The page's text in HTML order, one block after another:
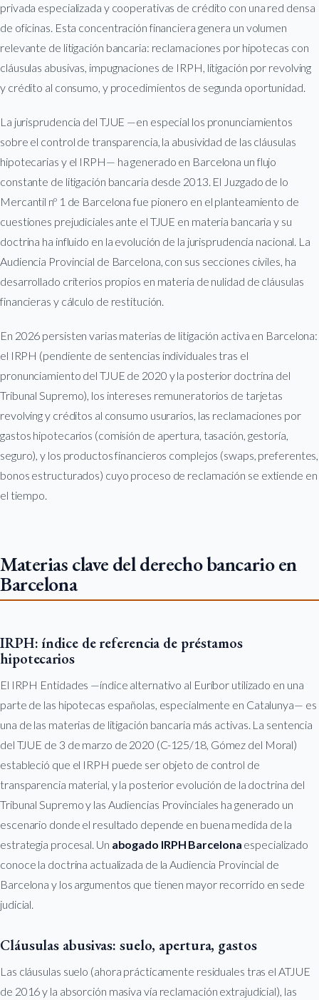
privada especializada y cooperativas de crédito con una red densa
de oficinas. Esta concentración financiera genera un volumen
relevante de litigación bancaria: reclamaciones por hipotecas con
cláusulas abusivas, impugnaciones de IRPH, litigación por revolving
y crédito al consumo, y procedimientos de segunda oportunidad.
La jurisprudencia del TJUE —en especial los pronunciamientos
sobre el control de transparencia, la abusividad de las cláusulas
hipotecarias y el IRPH— ha generado en Barcelona un flujo
constante de litigación bancaria desde 2013. El Juzgado de lo
Mercantil nº 1 de Barcelona fue pionero en el planteamiento de
cuestiones prejudiciales ante el TJUE en materia bancaria y su
doctrina ha influido en la evolución de la jurisprudencia nacional. La
Audiencia Provincial de Barcelona, con sus secciones civiles, ha
desarrollado criterios propios en materia de nulidad de cláusulas
financieras y cálculo de restitución.
En 2026 persisten varias materias de litigación activa en Barcelona:
el IRPH (pendiente de sentencias individuales tras el
pronunciamiento del TJUE de 2020 y la posterior doctrina del
Tribunal Supremo), los intereses remuneratorios de tarjetas
revolving y créditos al consumo usurarios, las reclamaciones por
gastos hipotecarios (comisión de apertura, tasación, gestoría,
seguro), y los productos financieros complejos (swaps, preferentes,
bonos estructurados) cuyo proceso de reclamación se extiende en
el tiempo.
Materias clave del derecho bancario en
Barcelona
IRPH: índice de referencia de préstamos
hipotecarios
El IRPH Entidades —índice alternativo al Euríbor utilizado en una
parte de las hipotecas españolas, especialmente en Catalunya— es
una de las materias de litigación bancaria más activas. La sentencia
del TJUE de 3 de marzo de 2020 (C-125/18, Gómez del Moral)
estableció que el IRPH puede ser objeto de control de
transparencia material, y la posterior evolución de la doctrina del
Tribunal Supremo y las Audiencias Provinciales ha generado un
escenario donde el resultado depende en buena medida de la
estrategia procesal. Un abogado IRPH Barcelona especializado
conoce la doctrina actualizada de la Audiencia Provincial de
Barcelona y los argumentos que tienen mayor recorrido en sede
judicial.
Cláusulas abusivas: suelo, apertura, gastos
Las cláusulas suelo (ahora prácticamente residuales tras el ATJUE
de 2016 y la absorción masiva vía reclamación extrajudicial), las